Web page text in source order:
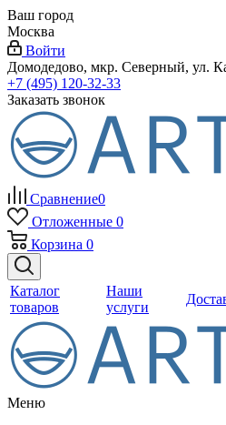
Ваш город
Москва
Войти
Домодедово, мкр. Северный, ул.
+7 (495) 120-32-33
Заказать звонок
Сравнение0
Отложенные 0
Корзина 0
Каталог
товаров
Наши
услуги
Меню